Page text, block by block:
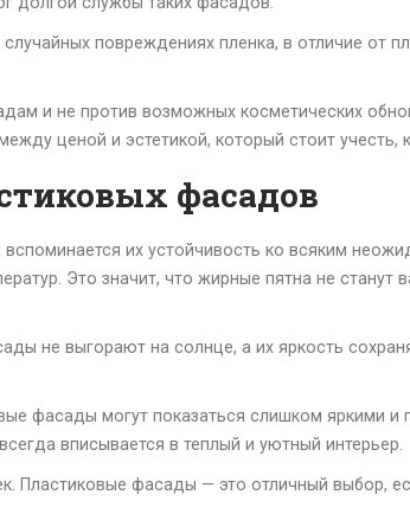
повреждениях пленка, в отличие от
и не против возможных косметических
ценой и эстетикой, который стоит учесть,
фасадов
их устойчивость ко всяким
Это значит, что жирные пятна не
не выгорают на солнце, а их яркость
фасады могут показаться слишком яркими
вписывается в теплый и уютный интерьер.
Пластиковые фасады — это отличный выбор,